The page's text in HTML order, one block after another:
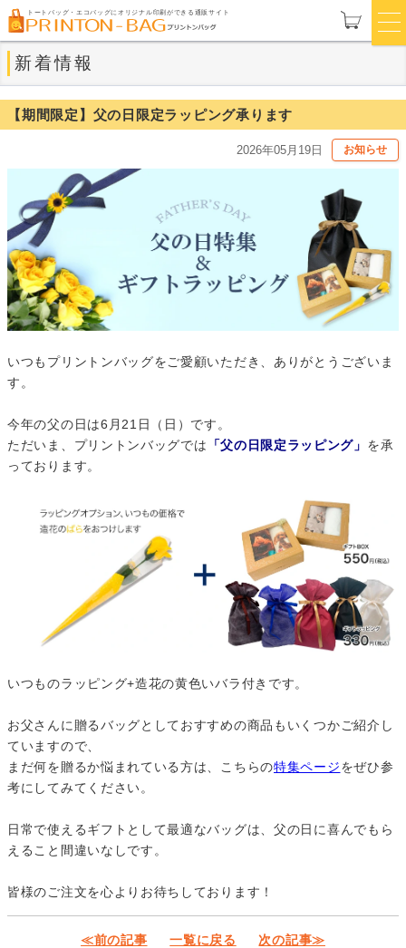
トートバッグ・エコバッグにオリジナル印刷ができる通販サイト
新着情報
【期間限定】父の日限定ラッピング承ります
2026年05月19日 お知らせ
いつもプリントンバッグをご愛顧いただき、ありがとうございま
す。
今年の父の日は6月21日（日）です。
ただいま、プリントンバッグでは 「父の日限定ラッピング」 を承
っております。
いつものラッピング+造花の黄色いバラ付きです。
お父さんに贈るバッグとしておすすめの商品もいくつかご紹介し
ていますので、
まだ何を贈るか悩まれている方は、こちらの特集ページをぜひ参
考にしてみてください。
日常で使えるギフトとして最適なバッグは、父の日に喜んでもら
えること間違いなしです。
皆様のご注文を心よりお待ちしております！
≪前の記事 一覧に戻る 次の記事≫